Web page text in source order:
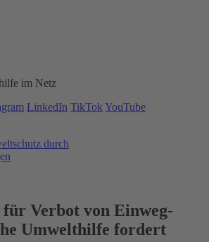
im Netz
LinkedIn TikTok YouTube
durch
Verbot von Einweg-
Umwelthilfe fordert